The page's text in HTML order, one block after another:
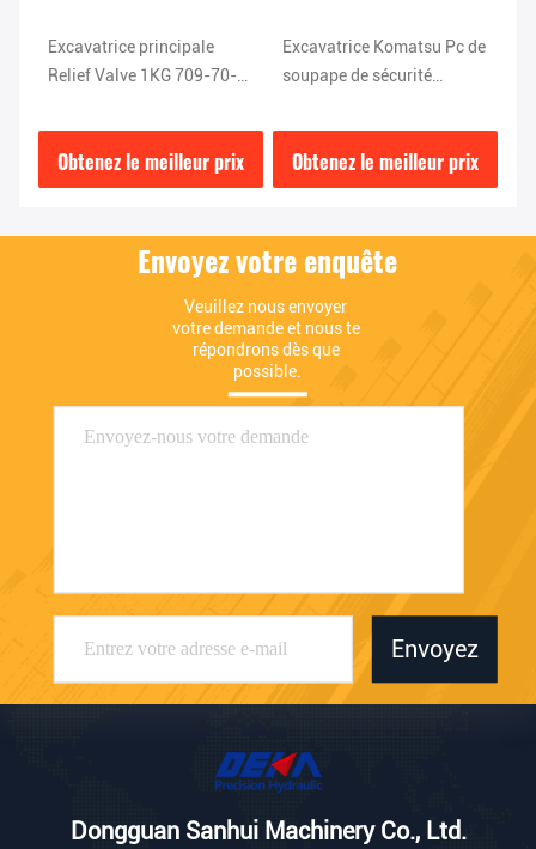
Excavatrice principale
Relief Valve 1KG 709-70-
PC200-5
Obtenez le meilleur prix
Excavatrice Komatsu Pc de
soupape de sécurité
2L-04523
Obtenez le meilleur prix
Envoyez votre enquête
Veuillez nous envoyer
votre demande et nous te
répondrons dès que
possible.
Envoyez
Dongguan Sanhui Machinery Co., Ltd.